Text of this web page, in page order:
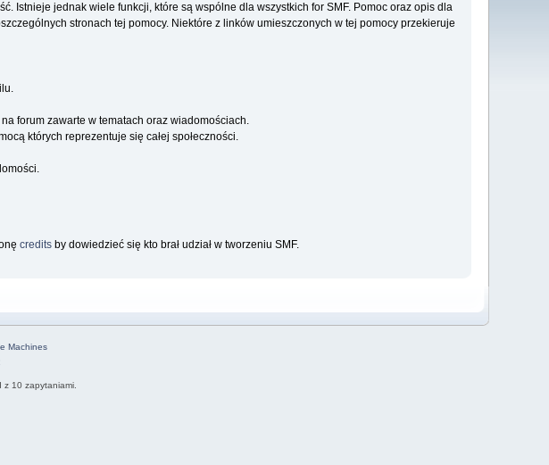
Istnieje jednak wiele funkcji, które są wspólne dla wszystkich for SMF. Pomoc oraz opis dla
stronach tej pomocy. Niektóre z linków umieszczonych w tej pomocy przekieruje
forum zawarte w tematach oraz wiadomościach.
których reprezentuje się całej społeczności.
creditsby dowiedzieć się kto brał udział w tworzeniu SMF.
Machines
z 10 zapytaniami.